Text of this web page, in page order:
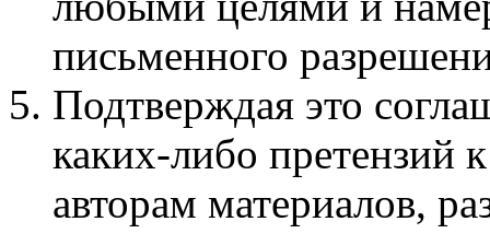
письменного
Подтверждая это
каких-либо претензий
авторам материалов,